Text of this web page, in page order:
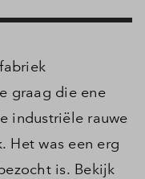
graag die ene
industriële rauwe
Het was een erg
is. Bekijk